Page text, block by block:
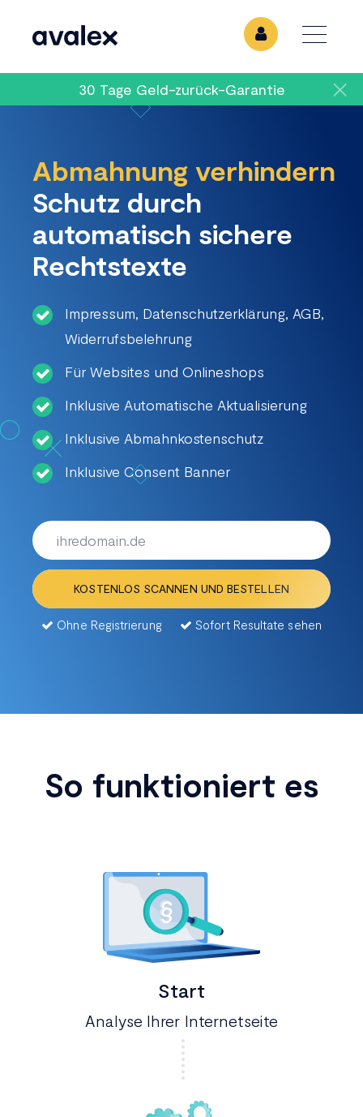
Abmahnung verhindern
Schutz durch
automatisch sichere
Rechtstexte
Impressum, Datenschutzerklärung, AGB,
Widerrufsbelehrung
Für Websites und Onlineshops
Inklusive Automatische Aktualisierung
Inklusive Abmahnkostenschutz
Inklusive Consent Banner
KOSTENLOS SCANNEN UND BESTELLEN
Ohne Registrierung Sofort Resultate sehen
30 Tage Geld-zurück-Garantie
So funktioniert es
Start
Analyse Ihrer Internetseite